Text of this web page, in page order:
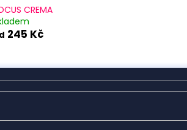
CREMA
245 Kč